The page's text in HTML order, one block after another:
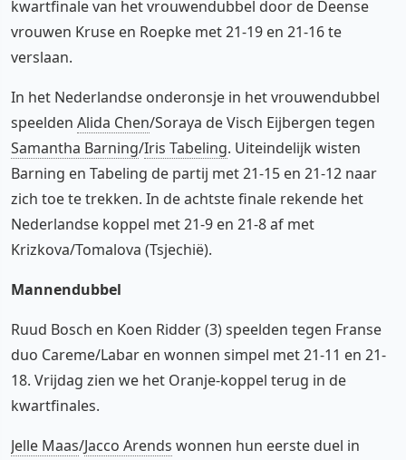
kwartfinale van het vrouwendubbel door de Deense
vrouwen Kruse en Roepke met 21-19 en 21-16 te
verslaan.
In het Nederlandse onderonsje in het vrouwendubbel
speelden Alida Chen/Soraya de Visch Eijbergen tegen
Samantha Barning/Iris Tabeling. Uiteindelijk wisten
Barning en Tabeling de partij met 21-15 en 21-12 naar
zich toe te trekken. In de achtste finale rekende het
Nederlandse koppel met 21-9 en 21-8 af met
Krizkova/Tomalova (Tsjechië).
Mannendubbel
Ruud Bosch en Koen Ridder (3) speelden tegen Franse
duo Careme/Labar en wonnen simpel met 21-11 en 21-
18. Vrijdag zien we het Oranje-koppel terug in de
kwartfinales.
Jelle Maas/Jacco Arends wonnen hun eerste duel in